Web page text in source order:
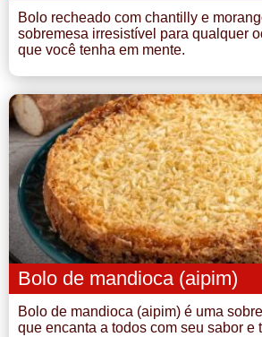
Bolo recheado com chantilly e
sobremesa irresistível para qualquer
que você tenha em mente.
Bolo de mandioca (aipim)
Bolo de mandioca (aipim) é uma
que encanta a todos com seu sabor e